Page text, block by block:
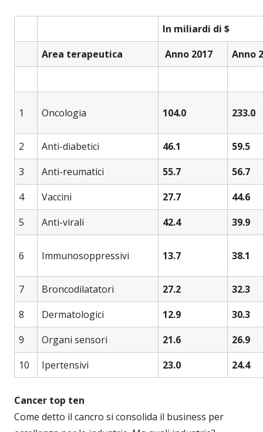
In miliardi di $
Area terapeutica
Anno 2017 Anno
1 Oncologia 104.0 233.0
2 Anti-diabetici 46.1
59.5
3
Anti-reumatici 55.7
56.7
4
Vaccini 27.7
44.6
5
Anti-virali 42.4 39.9
6 Immunosoppressivi 13.7 38.1
7 Broncodilatatori 27.2
32.3
8
Dermatologici 12.9
30.3
9
Organi sensori 21.6
26.9
10
Ipertensivi 23.0 24.4
Cancer top ten
Come detto il cancro si consolida il business per